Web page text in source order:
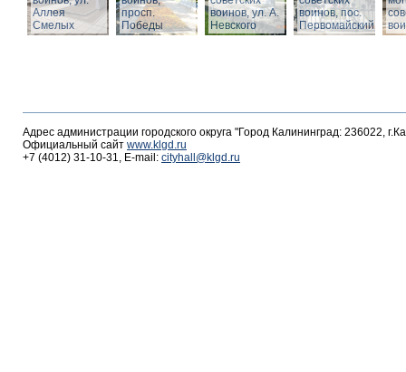
Аллея
Смелых
просп.
Победы
воинов, ул. А.
Невского
воинов, пос.
Первомайский
Адрес администрации городского округа "Город Калининград: 236022,
Официальный сайт www.klgd.ru
+7 (4012) 31-10-31, E-mail: cityhall@klgd.ru